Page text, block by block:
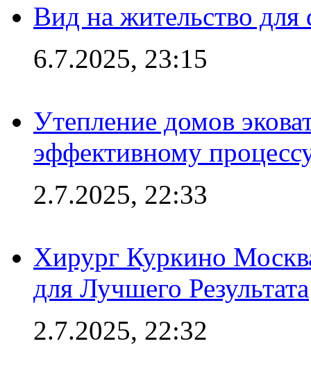
Вид на жительство
6.7.2025, 23:15
Утепление домов
эффективному
2.7.2025, 22:33
Хирург Куркино
для Лучшего Результата
2.7.2025, 22:32